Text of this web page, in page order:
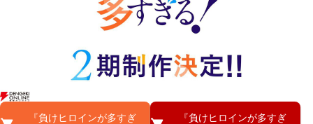
『負けヒロインが多すぎ
『負けヒロインが多すぎ